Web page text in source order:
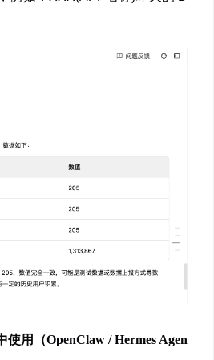
使用（OpenClaw / Hermes Agen